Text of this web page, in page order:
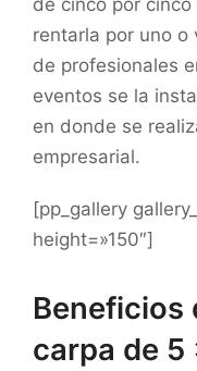
de cinco por
rentarla por uno o
de profesionales
eventos se la
en donde se
empresarial.
[pp_gallery
height=»150″]
Beneficios
carpa de 5